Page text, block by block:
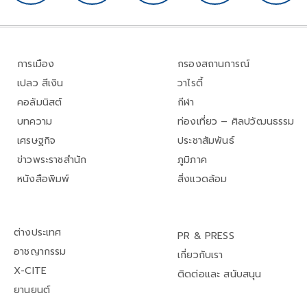
การเมือง
เปลว สีเงิน
คอลัมนิสต์
บทความ
เศรษฐกิจ
ข่าวพระราชสำนัก
หนังสือพิมพ์
กรองสถานการณ์
วาไรตี้
กีฬา
ท่องเที่ยว – ศิลปวัฒนธรรม
ประชาสัมพันธ์
ภูมิภาค
สิ่งแวดล้อม
ต่างประเทศ
อาชญากรรม
X-CITE
ยานยนต์
PR & PRESS
เกี่ยวกับเรา
ติดต่อและ สนับสนุน